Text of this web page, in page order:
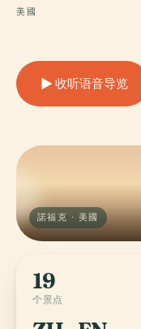
美國
收听语音导览
諾福克 · 美國
19
个景点